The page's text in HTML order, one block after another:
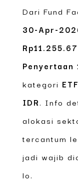
Dari Fund
30-Apr-
kategori
IDR. Info
alokasi
tercantum
jadi wajib
lo.